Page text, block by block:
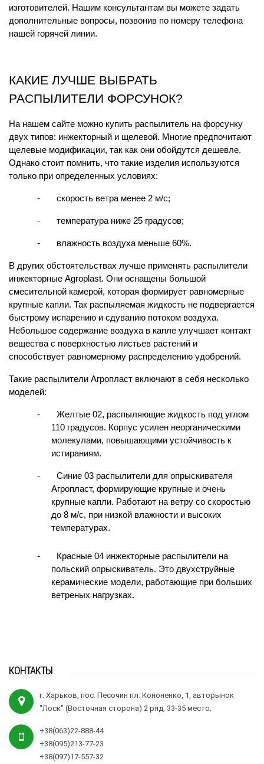
изготовителей. Нашим консультантам вы можете задать
дополнительные вопросы, позвонив по номеру телефона
нашей горячей линии.
КАКИЕ ЛУЧШЕ ВЫБРАТЬ
РАСПЫЛИТЕЛИ ФОРСУНОК?
На нашем сайте можно купить распылитель на форсунку
двух типов: инжекторный и щелевой. Многие предпочитают
щелевые модификации, так как они обойдутся дешевле.
Однако стоит помнить, что такие изделия используются
только при определенных условиях:
-       скорость ветра менее 2 м/с;
-       температура ниже 25 градусов;
-       влажность воздуха меньше 60%.
В других обстоятельствах лучше применять распылители
инжекторные Agroplast. Они оснащены большой
смесительной камерой, которая формирует равномерные
крупные капли. Так распыляемая жидкость не подвергается
быстрому испарению и сдуванию потоком воздуха.
Небольшое содержание воздуха в капле улучшает контакт
вещества с поверхностью листьев растений и
способствует равномерному распределению удобрений.
Такие распылители Агропласт включают в себя несколько
моделей:
-       Желтые 02, распыляющие жидкость под углом
110 градусов. Корпус усилен неорганическими
молекулами, повышающими устойчивость к
истираниям.
-       Синие 03 распылители для опрыскивателя
Агропласт, формирующие крупные и очень
крупные капли. Работают на ветру со скоростью
до 8 м/с, при низкой влажности и высоких
температурах.
-       Красные 04 инжекторные распылители на
польский опрыскиватель. Это двухструйные
керамические модели, работающие при больших
ветреных нагрузках.
КОНТАКТЫ
г. Харьков, пос. Песочин пл. Кононенко, 1, авторынок
"Лоск" (Восточная сторона) 2 ряд, 33-35 место.
+38(063)22-888-44
+38(095)213-77-23
+38(097)17-557-32